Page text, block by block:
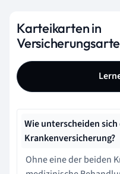
Karteikarten in
Wie unterscheiden
Krankenversicherung?
Ohne eine der beiden